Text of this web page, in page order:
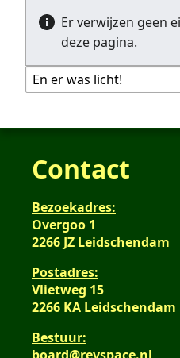
Er verwijzen geen
deze pagina.
Contact
Bezoekadres:
Overgoo 1
2266 JZ Leidschendam
Postadres:
Vlietweg 15
2266 KA Leidschendam
Bestuur: